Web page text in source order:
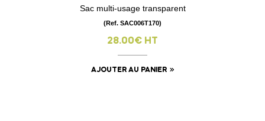
Sac multi-usage transparent
(Ref. SAC006T170)
28.00€ HT
AJOUTER AU PANIER